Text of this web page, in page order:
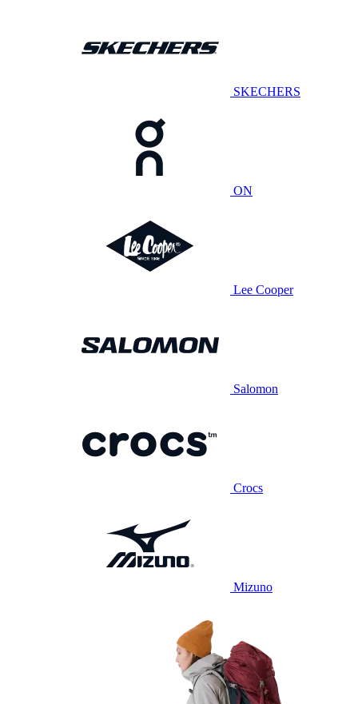
SKECHERS
ON
Lee Cooper
Salomon
Crocs
Mizuno